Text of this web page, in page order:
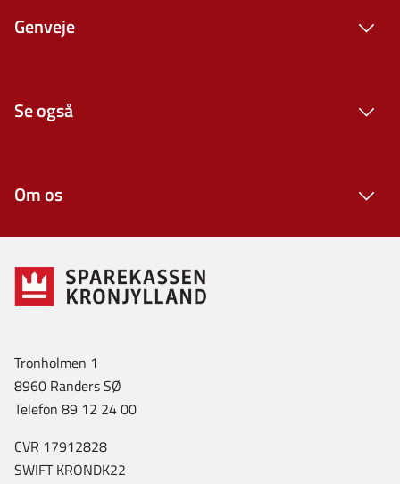
Genveje
Se også
Om os
Tronholmen 1
8960 Randers SØ
Telefon 89 12 24 00
CVR 17912828
SWIFT KRONDK22